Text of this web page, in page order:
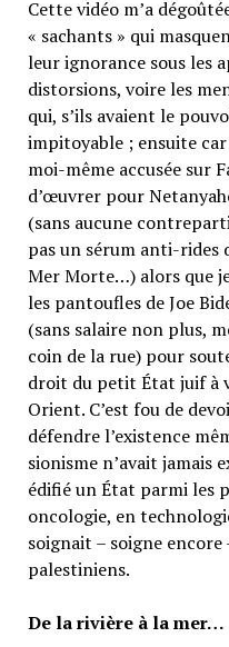
Cette vidéo m’a
« sachants » qui
leur ignorance sous les
distorsions, voire les
qui, s’ils avaient le
impitoyable ; ensuite car
moi-même accusée sur
d’œuvrer pour
(sans aucune
pas un sérum anti-rides
Mer Morte…) alors que
les pantoufles de Joe
(sans salaire non plus,
coin de la rue) pour
droit du petit État juif à
Orient. C’est fou de
défendre l’existence
sionisme n’avait jamais
édifié un État parmi les
oncologie, en
soignait – soigne
palestiniens.
De la rivière à la mer…